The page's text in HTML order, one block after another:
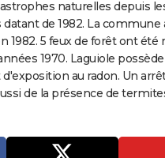
naturelles depuis
datant de 1982. La commune
1982. 5 feux de forêt ont été
1970. Laguiole
au radon. Un
de la présence de